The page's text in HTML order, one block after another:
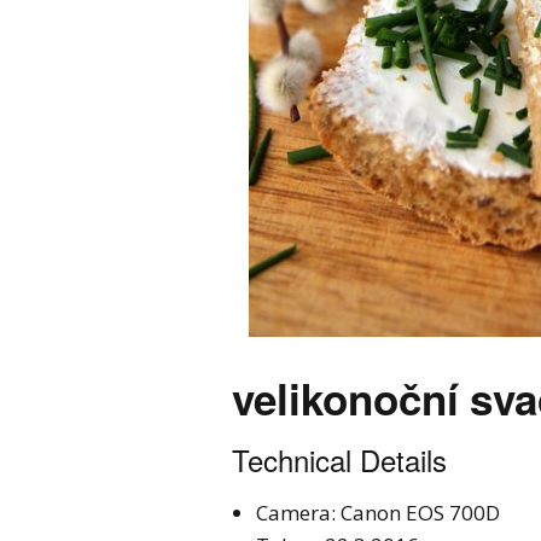
velikonoční
Technical Details
Camera: Canon EOS 700D